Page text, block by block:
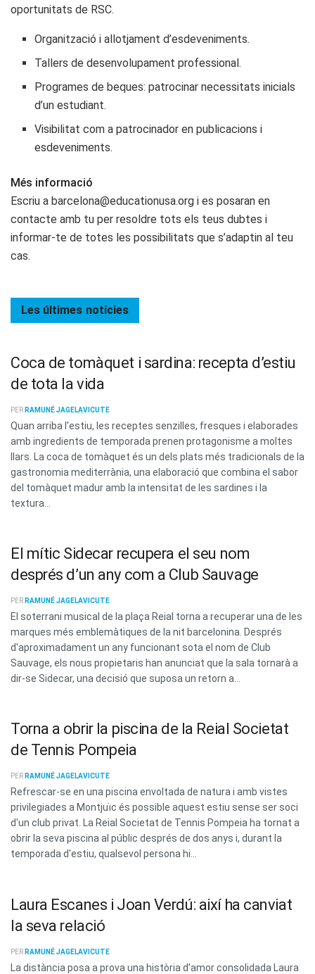
oportunitats de RSC.
Organització i allotjament d’esdeveniments.
Tallers de desenvolupament professional.
Programes de beques: patrocinar necessitats inicials
d’un estudiant.
Visibilitat com a patrocinador en publicacions i
esdeveniments.
Més informació
Escriu a barcelona@educationusa.org i es posaran en
contacte amb tu per resoldre tots els teus dubtes i
informar-te de totes les possibilitats que s’adaptin al teu
cas.
Les últimes notícies
Coca de tomàquet i sardina: recepta d’estiu
de tota la vida
PER RAMUNÉ JAGELAVICUTE
Quan arriba l'estiu, les receptes senzilles, fresques i elaborades
amb ingredients de temporada prenen protagonisme a moltes
llars. La coca de tomàquet és un dels plats més tradicionals de la
gastronomia mediterrània, una elaboració que combina el sabor
del tomàquet madur amb la intensitat de les sardines i la
textura...
El mític Sidecar recupera el seu nom
després d’un any com a Club Sauvage
PER RAMUNÉ JAGELAVICUTE
El soterrani musical de la plaça Reial torna a recuperar una de les
marques més emblemàtiques de la nit barcelonina. Després
d'aproximadament un any funcionant sota el nom de Club
Sauvage, els nous propietaris han anunciat que la sala tornarà a
dir-se Sidecar, una decisió que suposa un retorn a...
Torna a obrir la piscina de la Reial Societat
de Tennis Pompeia
PER RAMUNÉ JAGELAVICUTE
Refrescar-se en una piscina envoltada de natura i amb vistes
privilegiades a Montjuïc és possible aquest estiu sense ser soci
d'un club privat. La Reial Societat de Tennis Pompeia ha tornat a
obrir la seva piscina al públic després de dos anys i, durant la
temporada d'estiu, qualsevol persona hi...
Laura Escanes i Joan Verdú: així ha canviat
la seva relació
PER RAMUNÉ JAGELAVICUTE
La distància posa a prova una història d’amor consolidada Laura